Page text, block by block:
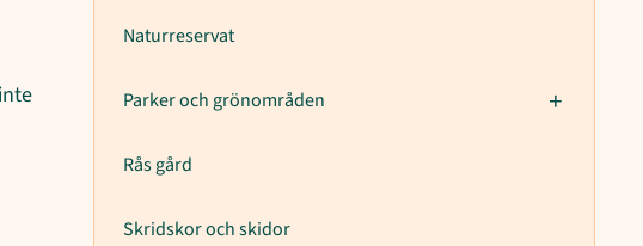
Naturreservat
Parker och grönområden
Rås gård
Skridskor och skidor